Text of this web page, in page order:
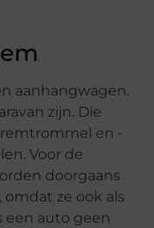
aanhangwagen.
zijn. Die
en -
Voor de
doorgaans
ze ook als
een auto geen